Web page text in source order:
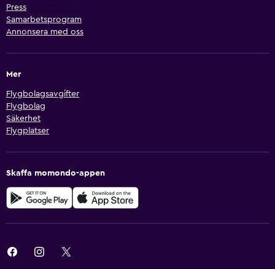
Press
Samarbetsprogram
Annonsera med oss
Mer
Flygbolagsavgifter
Flygbolag
Säkerhet
Flygplatser
Skaffa momondo-appen